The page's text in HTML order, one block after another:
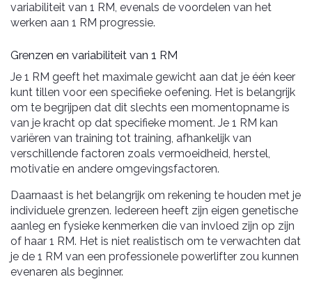
variabiliteit van 1 RM, evenals de voordelen van het
werken aan 1 RM progressie.
Grenzen en variabiliteit van 1 RM
Je 1 RM geeft het maximale gewicht aan dat je één keer
kunt tillen voor een specifieke oefening. Het is belangrijk
om te begrijpen dat dit slechts een momentopname is
van je kracht op dat specifieke moment. Je 1 RM kan
variëren van training tot training, afhankelijk van
verschillende factoren zoals vermoeidheid, herstel,
motivatie en andere omgevingsfactoren.
Daarnaast is het belangrijk om rekening te houden met je
individuele grenzen. Iedereen heeft zijn eigen genetische
aanleg en fysieke kenmerken die van invloed zijn op zijn
of haar 1 RM. Het is niet realistisch om te verwachten dat
je de 1 RM van een professionele powerlifter zou kunnen
evenaren als beginner.